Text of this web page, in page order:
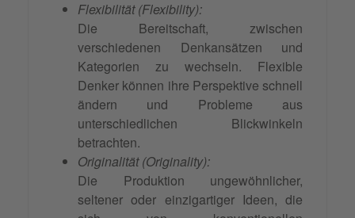
Flexibilität (Flexibility):
Die Bereitschaft, zwischen
verschiedenen Denkansätzen und
Kategorien zu wechseln. Flexible
Denker können ihre Perspektive schnell
ändern und Probleme aus
unterschiedlichen Blickwinkeln
betrachten.
Originalität (Originality):
Die Produktion ungewöhnlicher,
seltener oder einzigartiger Ideen, die